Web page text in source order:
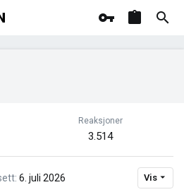
Reaksjoner
3.514
6. juli 2026 Vis